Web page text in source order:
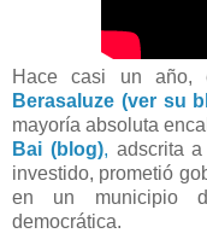
Hace casi un año,
Berasaluze (ver su
mayoría absoluta
Bai (blog), adscrita
investido, prometió
en un municipio
democrática.